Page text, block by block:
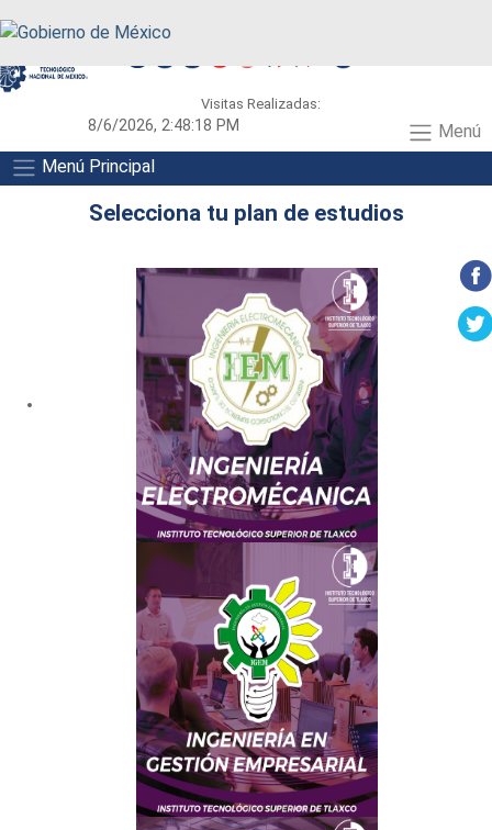
Visitas Realizadas:
8/6/2026, 2:48:18 PM
Menú
Menú Principal
Selecciona tu plan de estudios